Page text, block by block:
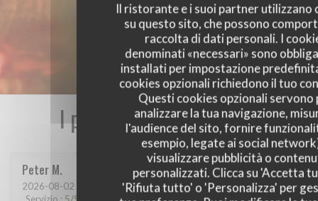
Il ristorante e i suoi partner utilizzano
su questo sito, che possono
raccolta di dati personali. I
denominati «necessari» sono
installati per impostazione
cookies opzionali richiedono il tuo
Questi cookies opzionali servono
analizzare la tua navigazione,
l'audience del sito, fornire
esempio, legate ai social
visualizzare pubblicità o
personalizzati. Clicca su 'Accetta
'Rifiuta tutto' o 'Personalizza' per
I pareri dei nostri clienti
Peter M
2026-08-02 - 18:00 - Ospiti 2
Servizio : 5/5 Atmosfera: 5 /5 Cucina: 5/5 Qualità / Prezzo: 4/5